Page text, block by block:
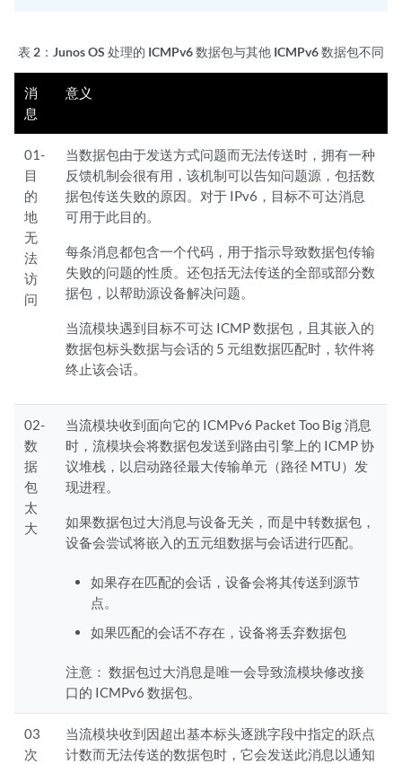
表 2： Junos OS 处理的 ICMPv6 数据包与其他 ICMPv6 数据包不同
消
息
意义
01-
目
的
地
无
法
访
问
当数据包由于发送方式问题而无法传送时，拥有一种
反馈机制会很有用，该机制可以告知问题源，包括数
据包传送失败的原因。对于 IPv6，目标不可达消息
可用于此目的。
每条消息都包含一个代码，用于指示导致数据包传输
失败的问题的性质。还包括无法传送的全部或部分数
据包，以帮助源设备解决问题。
当流模块遇到目标不可达 ICMP 数据包，且其嵌入的
数据包标头数据与会话的 5 元组数据匹配时，软件将
终止该会话。
02-
数
据
包
太
大
当流模块收到面向它的 ICMPv6 Packet Too Big 消息
时，流模块会将数据包发送到路由引擎上的 ICMP 协
议堆栈，以启动路径最大传输单元（路径 MTU）发
现进程。
如果数据包过大消息与设备无关，而是中转数据包，
设备会尝试将嵌入的五元组数据与会话进行匹配。
如果存在匹配的会话，设备会将其传送到源节
点。
如果匹配的会话不存在，设备将丢弃数据包
注意： 数据包过大消息是唯一会导致流模块修改接
口的 ICMPv6 数据包。
03
次
当流模块收到因超出基本标头逐跳字段中指定的跃点
计数而无法传送的数据包时，它会发送此消息以通知